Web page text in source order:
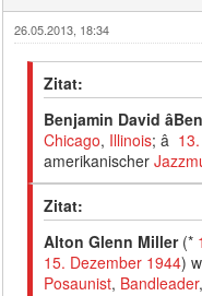
26.05.2013, 18:34
Zitat:
Benjamin David
Chicago, Illinois; â
amerikanischer
Zitat:
Alton Glenn Miller(*
15. Dezember 1944)
Posaunist, Bandleader,